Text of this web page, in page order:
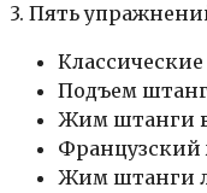
3. Пять
Подъем
Жим штанги
Жим штанги